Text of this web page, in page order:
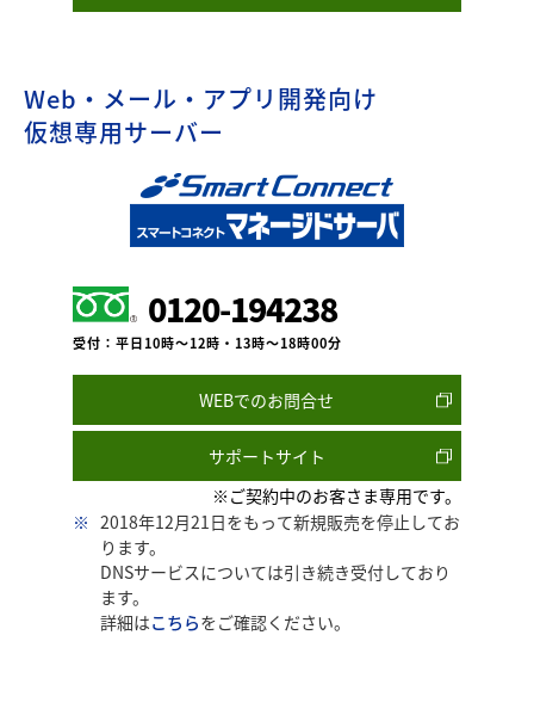
Web・メール・アプリ開発向け
仮想専用サーバー
0120-194238
受付：平日10時～12時・13時～18時00分
WEBでのお問合せ
サポートサイト
※ご契約中のお客さま専用です。
※ 2018年12月21日をもって新規販売を停止してお
ります。
DNSサービスについては引き続き受付しており
ます。
詳細はこちらをご確認ください。